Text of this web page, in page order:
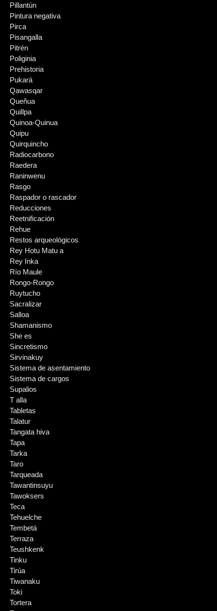
Pillantún
Pintura negativa
Pirca
Pisangalla
Pitrén
Poliginia
Prehistoria
Pukará
Qawasqar
Queñua
Quillpa
Quinoa-Quinua
Quipu
Quirquincho
Radiocarbono
Raedera
Raninwenu
Rasgo
Raspador o rascador
Reducciones
Reetnificación
Rehue
Restos arqueológicos
Rey Hotu Matu a
Rey Inka
Río Maule
Rongo-Rongo
Ruytucho
Sacralizar
Salloa
Shamanismo
She es
Sincretismo
Sirvinakuy
Sistema de asentamiento
Sistema de cargos
Supalios
T alla
Tabletas
Talatur
Tangata hiva
Tapa
Tarka
Taro
Tarqueada
Tawantinsuyu
Tawoksers
Teca
Tehuelche
Tembetá
Terraza
Teushkenk
Tinku
Tirúa
Tiwanaku
Toki
Tortera